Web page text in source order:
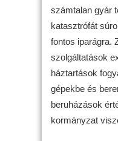
számtalan gyár
katasztrófát
fontos iparágra.
szolgáltatások
háztartások
gépekbe és
beruházások
kormányzat